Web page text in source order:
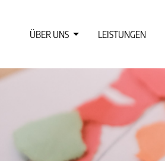
ÜBER UNS LEISTUNGEN